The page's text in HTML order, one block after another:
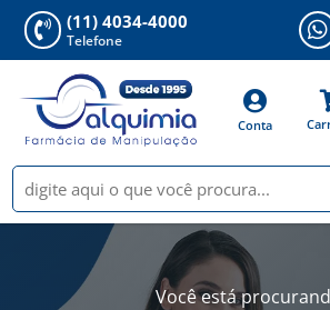
 (11) 4034-4000
Telefone 

Conta
Você está